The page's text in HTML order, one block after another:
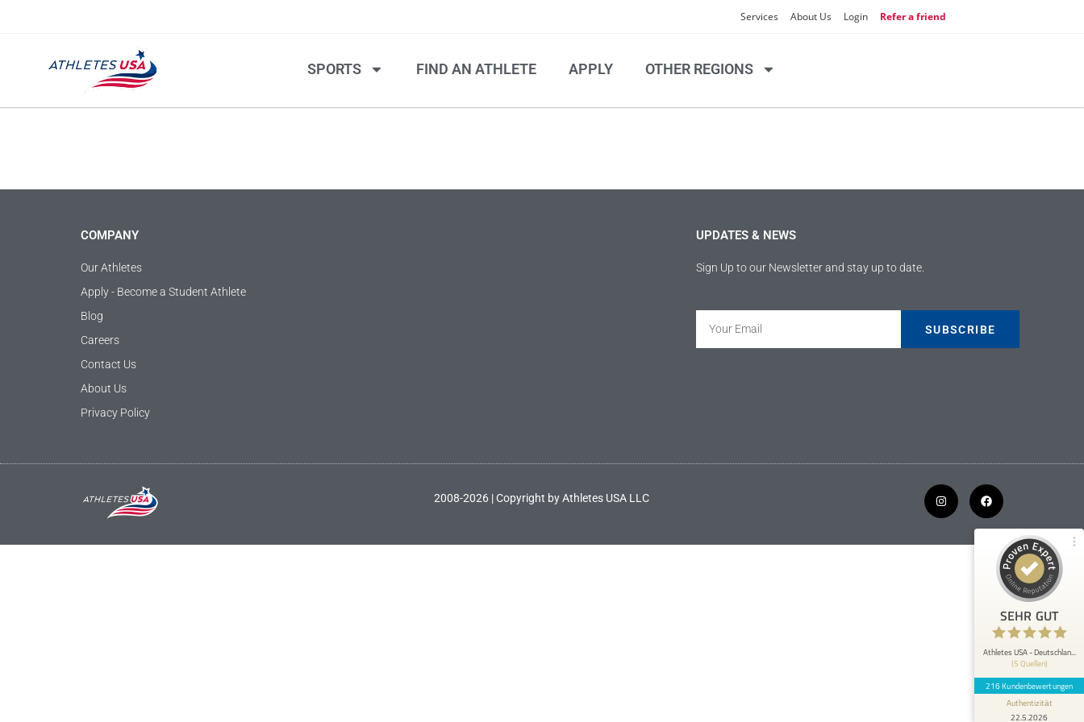
Services About Us Login Refer a friend
SPORTS FIND AN ATHLETE APPLY OTHER REGIONS
COMPANY
Our Athletes
Apply - Become a Student Athlete
Blog
Careers
Contact Us
About Us
Privacy Policy
UPDATES & NEWS
Sign Up to our Newsletter and stay up to date.
SUBSCRIBE
2008-2026 | Copyright by Athletes USA LLC
SEHR GUT
Athletes USA - Deutschlan...
(5 Quellen)
216 Kundenbewertungen
Authentizität
22.5.2026
Empfehlungen auf
9
Bewertungen auf
ProvenExpert.com
Bewertungen von 4
Blick aufs ProvenExpert-Profil werfen
Anonym
5
Athletes USA war mir eine große Hilfe
bezüglich meiner Fussballkarriere und
akademischen Laufbahn. Es ist ei...